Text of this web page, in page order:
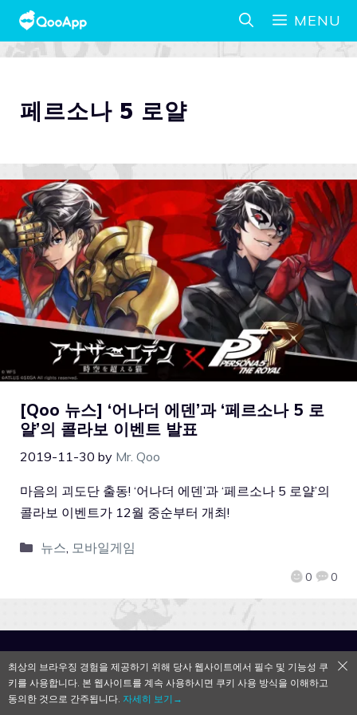
MENU
페르소나 5 로얄
[Qoo 뉴스] ‘어나더 에덴’과 ‘페르소나 5 로
얄’의 콜라보 이벤트 발표
2019-11-30 by Mr. Qoo
0 0
마음의 괴도단 출동! ‘어나더 에덴’과 ‘페르소나 5 로얄’의
콜라보 이벤트가 12월 중순부터 개최!
뉴스, 모바일게임
최상의 브라우징 경험을 제공하기 위해 당사 웹사이트에서 필수 및 기능성 쿠
키를 사용합니다. 본 웹사이트를 계속 사용하시면 쿠키 사용 방식을 이해하고
동의한 것으로 간주됩니다. 자세히 보기→